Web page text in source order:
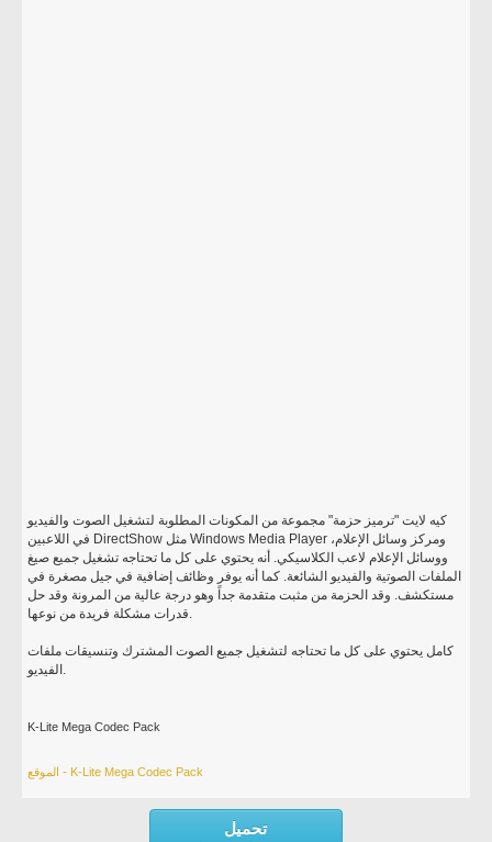
كيه لايت "ترميز حزمة" مجموعة من المكونات المطلوبة لتشغيل الصوت والفيديو
في اللاعبين DirectShow مثل Windows Media Player ومركز وسائل الإعلام،
ووسائل الإعلام لاعب الكلاسيكي. أنه يحتوي على كل ما تحتاجه تشغيل جميع صيغ
الملفات الصوتية والفيديو الشائعة. كما أنه يوفر وظائف إضافية في جيل مصغرة في
مستكشف. وقد الحزمة من مثبت متقدمة جداً وهو درجة عالية من المرونة وقد حل
قدرات مشكلة فريدة من نوعها.
كامل يحتوي على كل ما تحتاجه لتشغيل جميع الصوت المشترك وتنسيقات ملفات
الفيديو.
K-Lite Mega Codec Pack
الموقع - K-Lite Mega Codec Pack
تحميل